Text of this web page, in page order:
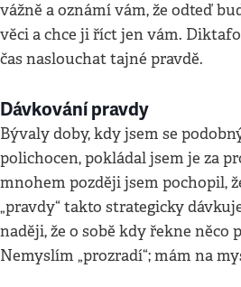
vážně a oznámí vám, že odteď
věci a chce ji říct jen vám.
čas naslouchat tajné pravdě.
Dávkování pravdy
Bývaly doby, kdy jsem se
polichocen, pokládal jsem je za
mnohem později jsem pochopil,
„pravdy“ takto strategicky
naději, že o sobě kdy řekne něco
Nemyslím „prozradí“; mám na